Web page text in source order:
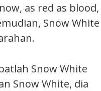
as red as blood,
Snow White
Snow White
Snow White, dia